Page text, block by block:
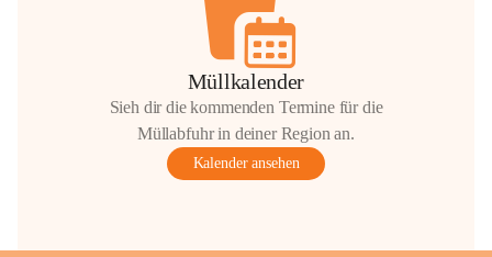
Müllkalender
Sieh dir die kommenden Termine für die
Müllabfuhr in deiner Region an.
Kalender ansehen